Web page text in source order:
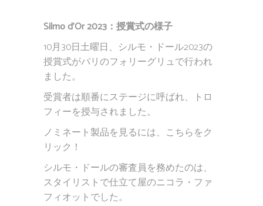
Silmo d’Or 2023：授賞式の様子
10月30日土曜日、シルモ・ドール2023の
授賞式がパリのフォリーグリュで行われ
ました。
受賞者は順番にステージに呼ばれ、トロ
フィーを授与されました。
ノミネート製品を見るには、こちらをク
リック！
シルモ・ドールの審査員を務めたのは、
スタイリストで仕立て屋のニコラ・ファ
フィオットでした。